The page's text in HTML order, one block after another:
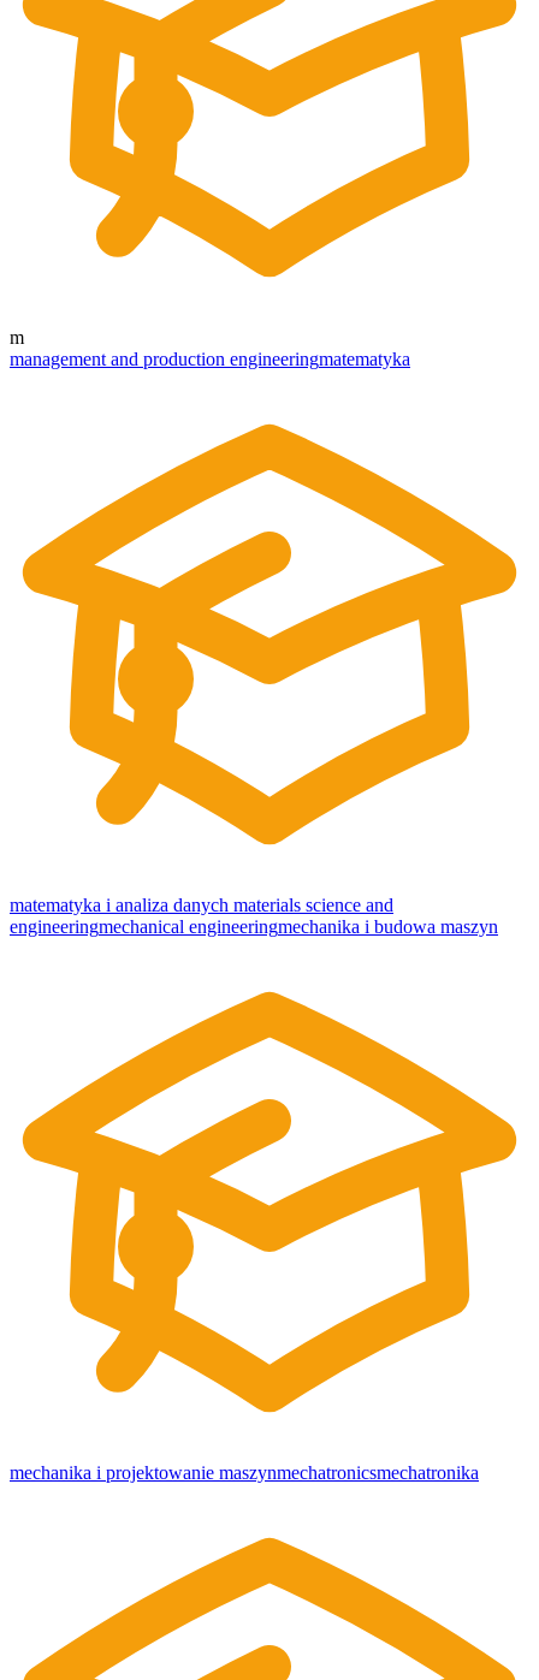
m
management and production engineeringmatematyka
matematyka i analiza danych materials science and
engineeringmechanical engineeringmechanika i budowa maszyn
mechanika i projektowanie maszynmechatronicsmechatronika